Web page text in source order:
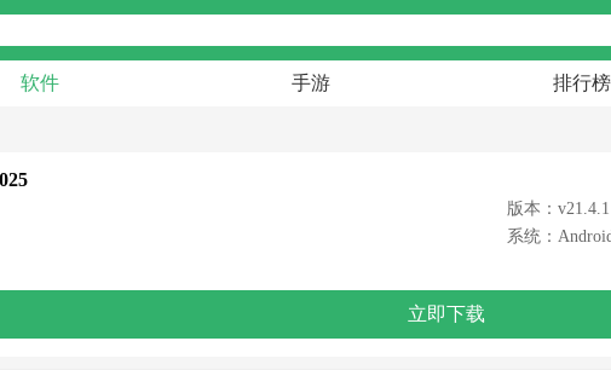
软件 手游 排行榜
版本：v21.4.1
系统：
立即下载